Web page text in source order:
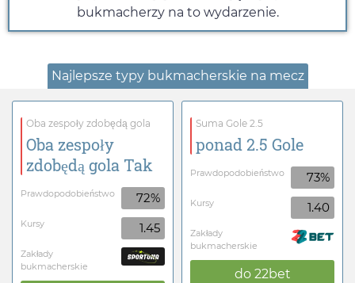
bukmacherzy na to wydarzenie.
Najlepsze typy bukmacherskie na mecz
Oba zespoły zdobędą gola
Oba zespoły
zdobędą gola Tak
Prawdopodobieństwo 72%
Kursy 1.45
Zakłady
bukmacherskie
Suma Gole 2.5
ponad 2.5 Gole
Prawdopodobieństwo 73%
Kursy 1.40
Zakłady
bukmacherskie
do 22bet